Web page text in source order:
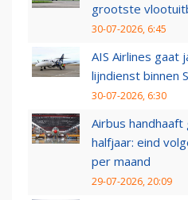
grootste
30-07-2026, 6:45
AIS Airlines gaat
lijndienst binnen
30-07-2026, 6:30
Airbus
halfjaar: eind
per maand
29-07-2026, 20:09